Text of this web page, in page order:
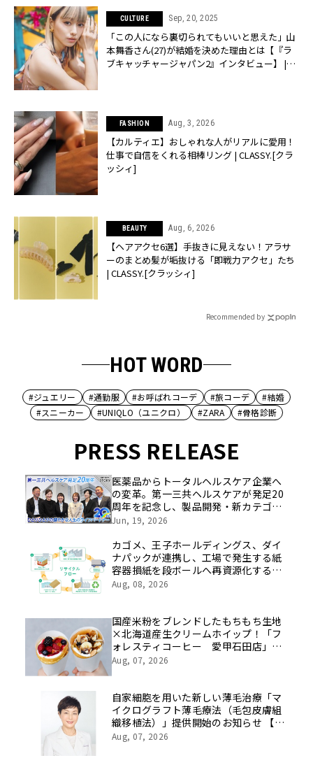
CULTURE Sep, 20, 2025
「この人になら裏切られてもいいと思えた」山
本舞香さん(27)が結婚を決めた理由とは【『ラ
ブキャッチャージャパン2』インタビュー】 |
FASHION Aug, 3, 2026
【カルティエ】おしゃれな人がリアルに愛用！
仕事で自信をくれる相棒リング | CLASSY.[クラ
ッシィ]
BEAUTY Aug, 6, 2026
【ヘアアクセ6選】手抜きに見えない！アラサ
ーのまとめ髪が垢抜ける「即戦力アクセ」たち
| CLASSY.[クラッシィ]
Recommended by
HOT WORD
#ジュエリー #通勤服 #お呼ばれコーデ #旅コーデ
#結婚
#スニーカー
#UNIQLO（ユニクロ） #ZARA #骨格診断
PRESS RELEASE
医薬品からトータルヘルスケア企業へ
の変革。第一三共ヘルスケアが発足20
周年を記念し、製品開発・新カテゴリ
挑戦の舞台や旧社統合時のエピソード
像を公開！
Jun, 19, 2026
カゴメ、王子ホールディングス、ダイ
ナパックが連携し、工場で発生する紙
容器損紙を段ボールへ再資源化する実
証を開始
Aug, 08, 2026
国産米粉をブレンドしたもちもち生地
×北海道産生クリームホイップ！「フ
ォレスティコーヒー 愛甲石田店」に
て、８月１７日（月）からクレープ販
Aug, 07, 2026
自家細胞を用いた新しい薄毛治療「マ
イクログラフト薄毛療法（毛包皮膚組
織移植法）」提供開始のお知らせ 【医
療法人社団 青真会 青山エルクリニ
Aug, 07, 2026